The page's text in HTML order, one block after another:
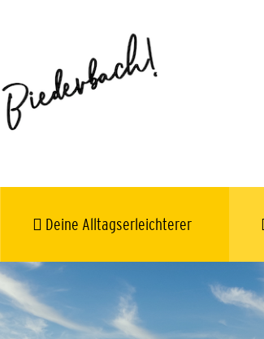
Deine Alltagserleichterer